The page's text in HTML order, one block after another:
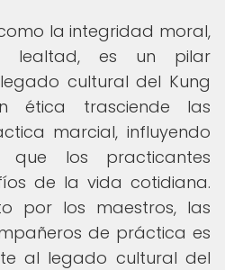
la integridad moral,
es un pilar
cultural del Kung
ética trasciende las
marcial, influyendo
los practicantes
de la vida cotidiana.
por los maestros, las
de práctica es
al legado cultural del